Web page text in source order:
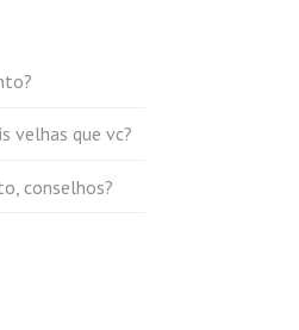
velhas que vc?
conselhos?